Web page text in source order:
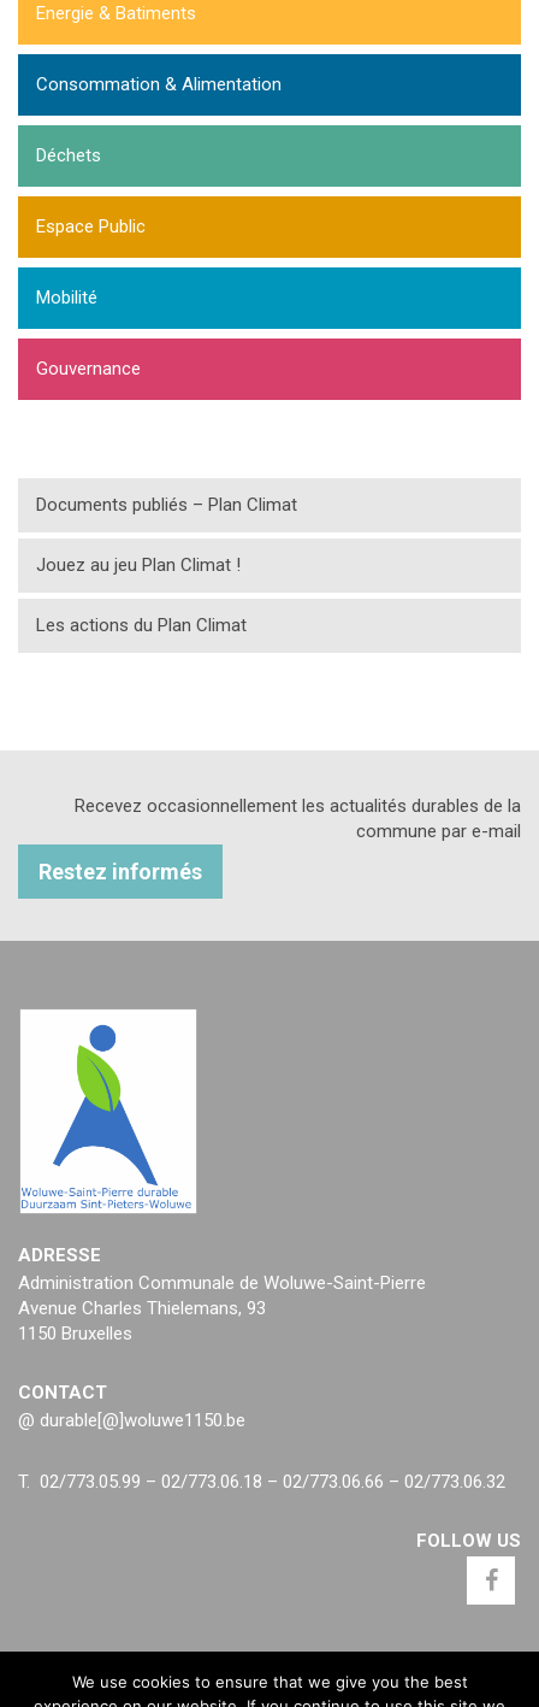
Energie & Batiments
Consommation & Alimentation
Déchets
Espace Public
Mobilité
Gouvernance
Documents publiés – Plan Climat
Jouez au jeu Plan Climat !
Les actions du Plan Climat
Recevez occasionnellement les actualités durables de la
commune par e-mail
Restez informés
ADRESSE
Administration Communale de Woluwe-Saint-Pierre
Avenue Charles Thielemans, 93
1150 Bruxelles
CONTACT
@ durable[@]woluwe1150.be
T. 02/773.05.99 – 02/773.06.18 – 02/773.06.66 – 02/773.06.32
FOLLOW US
We use cookies to ensure that we give you the best